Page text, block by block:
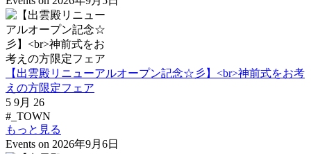
【出雲殿リニューアルオープン記念☆彡】<br>神前式をお考
えの方限定フェア
5 9月 26
#_TOWN
もっと見る
Events on 2026年9月6日